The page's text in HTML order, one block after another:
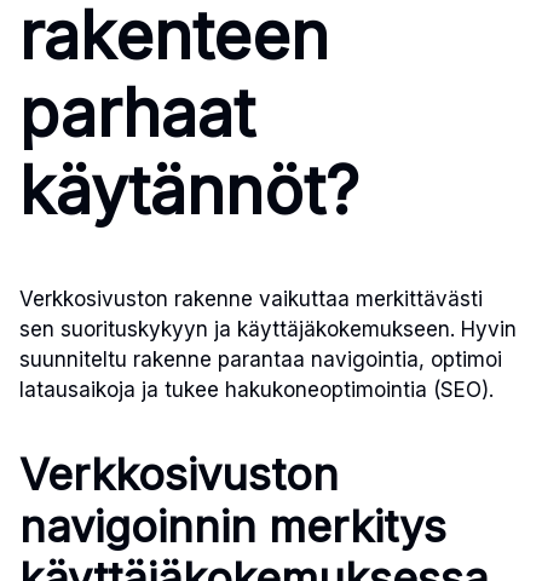
rakenteen
parhaat
käytännöt?
Verkkosivuston rakenne vaikuttaa merkittävästi
sen suorituskykyyn ja käyttäjäkokemukseen. Hyvin
suunniteltu rakenne parantaa navigointia, optimoi
latausaikoja ja tukee hakukoneoptimointia (SEO).
Verkkosivuston
navigoinnin merkitys